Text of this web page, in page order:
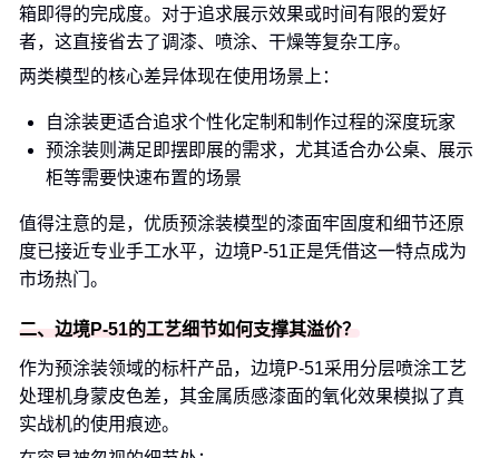
箱即得的完成度。对于追求展示效果或时间有限的爱好
者，这直接省去了调漆、喷涂、干燥等复杂工序。
两类模型的核心差异体现在使用场景上：
自涂装更适合追求个性化定制和制作过程的深度玩家
预涂装则满足即摆即展的需求，尤其适合办公桌、展示
柜等需要快速布置的场景
值得注意的是，优质预涂装模型的漆面牢固度和细节还原
度已接近专业手工水平，边境P-51正是凭借这一特点成为
市场热门。
二、边境P-51的工艺细节如何支撑其溢价？
作为预涂装领域的标杆产品，边境P-51采用分层喷涂工艺
处理机身蒙皮色差，其金属质感漆面的氧化效果模拟了真
实战机的使用痕迹。